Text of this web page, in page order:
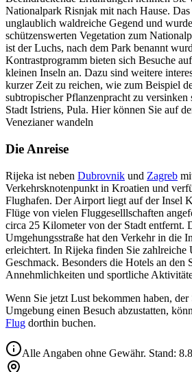
Nationalpark Risnjak mit nach Hause.
unglaublich waldreiche Gegend und
schützenswerten Vegetation zum
ist der Luchs, nach dem Park benannt
Kontrastprogramm bieten sich Besuche
kleinen Inseln an. Dazu sind weitere
kurzer Zeit zu reichen, wie zum Beispiel
subtropischer Pflanzenpracht zu versinken
Stadt Istriens, Pula. Hier können Sie auf
Venezianer wandeln
Die Anreise
Rijeka ist neben Dubrovnik und Zagreb
Verkehrsknotenpunkt in Kroatien und
Flughafen. Der Airport liegt auf der Insel
Flüge von vielen Fluggeselllschaften
circa 25 Kilometer von der Stadt entfernt.
Umgehungsstraße hat den Verkehr in die
erleichtert. In Rijeka finden Sie zahlreiche
Geschmack. Besonders die Hotels an den
Annehmlichkeiten und sportliche
Wenn Sie jetzt Lust bekommen haben,
Umgebung einen Besuch abzustatten,
Flug dorthin buchen.
Alle Angaben ohne Gewähr. Stand: